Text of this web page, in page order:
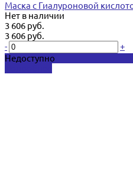
Маска с Гиалуроновой
Нет в наличии
3 606 руб.
3 606 руб.
-
+
Недоступно